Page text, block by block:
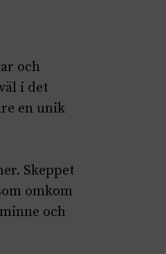
och
i det
en unik
Skeppet
omkom
och